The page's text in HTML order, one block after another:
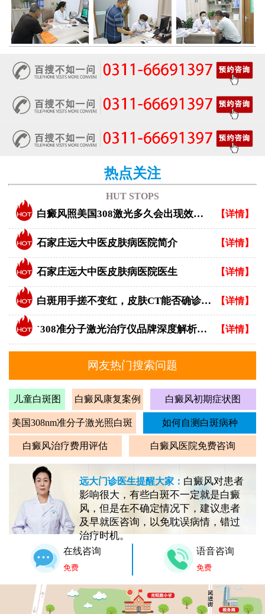
热点关注
HUT STOPS
白癜风照美国308激光多久会出现效果？ 【详情】
石家庄远大中医皮肤病医院简介 【详情】
石家庄远大中医皮肤病医院医生 【详情】
白斑用手搓不变红，皮肤CT能否确诊白癜风？ 【详情】
`308准分子激光治疗仪品牌深度解析：专业视角下的优选指南` 【详情】
网友热门搜索问题
儿童白斑图 白癜风康复案例 白癜风初期症状图
美国308nm准分子激光照白斑 如何自测白斑病种
白癜风治疗费用评估 白癜风医院免费咨询
远大门诊医生提醒大家： 白癜风对患者
影响很大，有些白斑不一定就是白癜
风，但是在不确定情况下，建议患者
及早就医咨询，以免耽误病情，错过
治疗时机。
在线咨询
免费
语音咨询
免费